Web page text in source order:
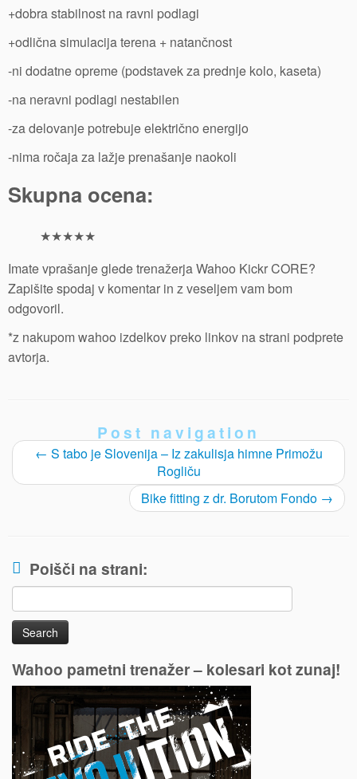
+dobra stabilnost na ravni podlagi
+odlična simulacija terena + natančnost
-ni dodatne opreme (podstavek za prednje kolo, kaseta)
-na neravni podlagi nestabilen
-za delovanje potrebuje električno energijo
-nima ročaja za lažje prenašanje naokoli
Skupna ocena:
★★★★★
Imate vprašanje glede trenažerja Wahoo Kickr CORE?
Zapišite spodaj v komentar in z veseljem vam bom
odgovoril.
*z nakupom wahoo izdelkov preko linkov na strani podprete
avtorja.
Post navigation
← S tabo je Slovenija – Iz zakulisja himne Primožu
Rogliču
Bike fitting z dr. Borutom Fondo →
Poišči na strani:
Search
for:
Wahoo pametni trenažer – kolesari kot zunaj!